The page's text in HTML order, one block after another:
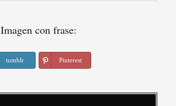
Imagen con frase:
tumblr Pinterest